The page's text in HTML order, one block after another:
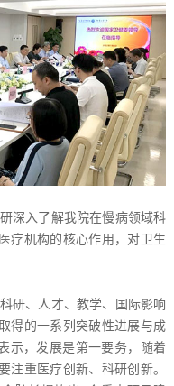
入了解我院在慢病领域科
疗机构的核心作用，对卫生
、人才、教学、国际影响
得的一系列突破性进展与成
示，发展是第一要务，随着
注重医疗创新、科研创新。